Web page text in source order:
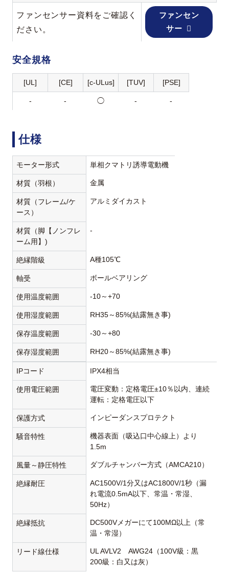
ファンセンサー資料をご確認く
ださい。
ファンセン
サー
安全規格
[UL] [CE] [c-ULus] [TUV] [PSE]
- - ◯ - -
仕様
モーター形式 単相クマトリ誘導電動機
材質（羽根） 金属
材質（フレーム/ケ
ース）
アルミダイカスト
材質（脚【ノンフレ
ーム用】)
-
絶縁階級 A種105℃
軸受 ボールベアリング
使用温度範囲 -10～+70
使用湿度範囲 RH35～85%(結露無き事)
保存温度範囲 -30～+80
保存湿度範囲 RH20～85%(結露無き事)
IPコード IPX4相当
使用電圧範囲
電圧変動：定格電圧±10％以内、連続
運転：定格電圧以下
保護方式 インピーダンスプロテクト
騒音特性
機器表面（吸込口中心線上）より
1.5m
風量～静圧特性 ダブルチャンバー方式（AMCA210）
絶縁耐圧
AC1500V/1分又はAC1800V/1秒（漏
れ電流0.5mA以下、常温・常湿、
50Hz）
絶縁抵抗
DC500Vメガーにて100MΩ以上（常
温・常湿）
リード線仕様
UL AVLV2 AWG24（100V級：黒
200級：白又は灰）